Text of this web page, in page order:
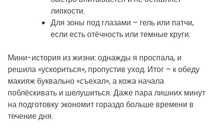
липкости.
Для зоны под глазами – гель или патчи,
если есть отёчность или темные круги.
Мини-история из жизни: однажды я проспала, и
решила «ускориться», пропустив уход. Итог – к обеду
макияж буквально «съехал», а кожа начала
поблёскивать и шелушиться. Даже пара лишних минут
на подготовку экономит гораздо больше времени в
течение дня.